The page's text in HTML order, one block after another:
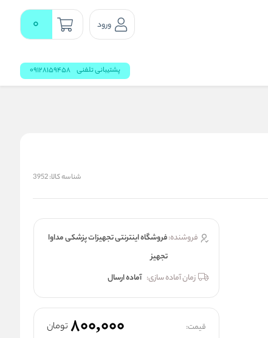
ورود 0
پشتیبانی تلفنی 09128159458
شناسه کالا:3952
فروشنده:فروشگاه اینترنتی تجهیزات پزشکی مداوا
تجهیز
زمان آماده سازی: آماده ارسال
قیمت: 800,000 تومان